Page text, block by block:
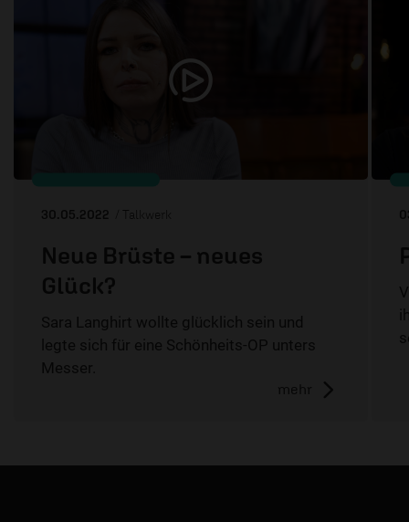
30.05.2022 / Talkwerk
Neue Brüste – neues
Glück?
Sara Langhirt wollte glücklich sein und
legte sich für eine Schönheits-OP unters
Messer.
mehr